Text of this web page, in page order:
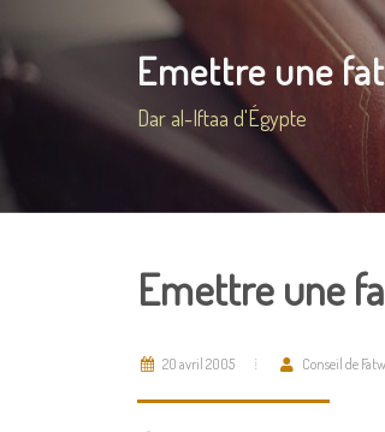
Emettre une
Dar al-Iftaa d'Égypte
Emettre une
20 avril 2005 Conseil de